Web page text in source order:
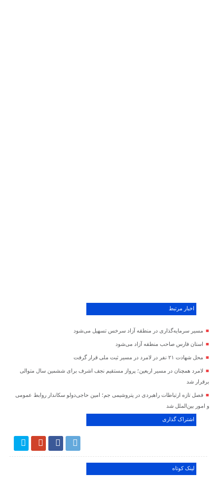
اخبار مرتبط
مسیر سرمایه‌گذاری در منطقه آزاد سرخس تسهیل می‌شود
استان فارس صاحب منطقه آزاد می‌شود
محل شهادت ۲۱ نفر در لامرد در مسیر ثبت ملی قرار گرفت
لامرد همچنان در مسیر اربعین؛ پرواز مستقیم نجف اشرف برای ششمین سال متوالی
برقرار شد
فصل تازه ارتباطات راهبردی در پتروشیمی جم؛ امین حاجی‌دولو سکاندار روابط عمومی
و امور بین‌الملل شد
اشتراک گذاری
لینک کوتاه